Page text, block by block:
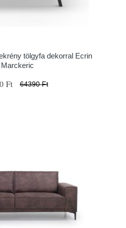
tölgyfa dekorral Ecrin
Ft 64390 Ft